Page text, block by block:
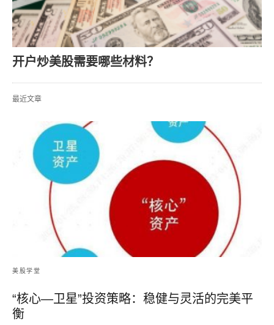
开户炒美股需要哪些材料？
最近文章
美股学堂
“核心—卫星”投资策略：稳健与灵活的完美平
衡